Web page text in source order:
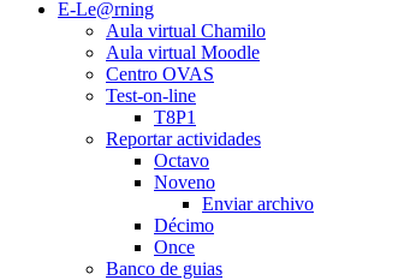
E-Le@rning
Aula virtual Chamilo
Aula virtual Moodle
Centro OVAS
Test-on-line
T8P1
Reportar actividades
Octavo
Noveno
Enviar archivo
Décimo
Once
Banco de guias